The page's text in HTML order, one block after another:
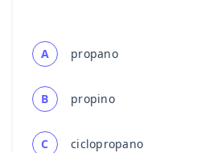
A propano
B propino
C ciclopropano